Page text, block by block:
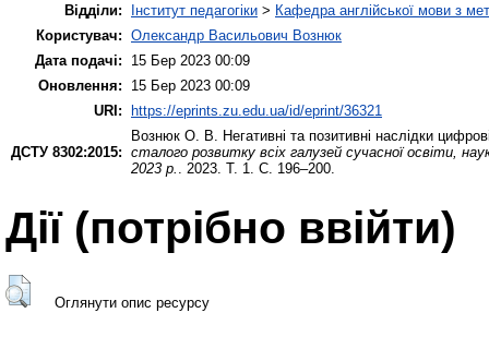
Відділи:
Інститут педагогіки > Кафедра англійської мови з
Користувач: Олександр Васильович Вознюк
Дата подачі:
15 Бер 2023 00:09
Оновлення:
15 Бер 2023 00:09
URI: https://eprints.zu.edu.ua/id/eprint/36321
ДСТУ 8302:2015:
Вознюк О. В.
Негативні та позитивні наслідки
сталого розвитку всіх галузeй сучасної освіти,
2023 р.
. 2023. Т. 1. С. 196–200.
Дії ​​(потрібно ввійти)
Оглянути опис ресурсу